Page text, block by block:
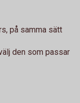
på samma sätt
den som passar